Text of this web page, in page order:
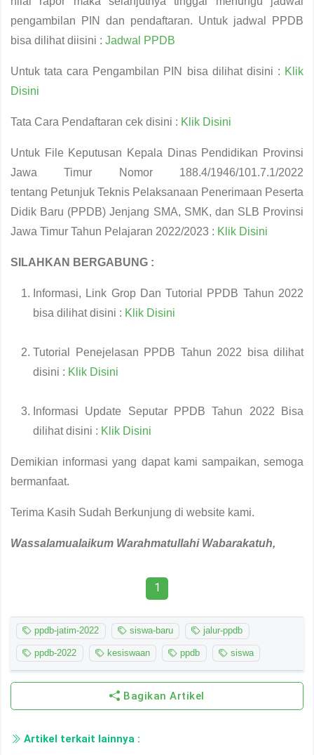
pengambilan PIN dan pendaftaran. Untuk jadwal PPDB
bisa dilihat diisini : Jadwal PPDB
Untuk tata cara Pengambilan PIN bisa dilihat disini : Klik
Disini
Tata Cara Pendaftaran cek disini : Klik Disini
Untuk File Keputusan Kepala Dinas Pendidikan Provinsi
Jawa Timur Nomor 188.4/1946/101.7.1/2022
tentang Petunjuk Teknis Pelaksanaan Penerimaan Peserta
Didik Baru (PPDB) Jenjang SMA, SMK, dan SLB Provinsi
Jawa Timur Tahun Pelajaran 2022/2023 : Klik Disini
SILAHKAN BERGABUNG :
Informasi, Link Grop Dan Tutorial PPDB Tahun 2022
bisa dilihat disini : Klik Disini
Tutorial Penejelasan PPDB Tahun 2022 bisa dilihat
disini : Klik Disini
Informasi Update Seputar PPDB Tahun 2022 Bisa
dilihat disini : Klik Disini
Demikian informasi yang dapat kami sampaikan, semoga
bermanfaat.
Terima Kasih Sudah Berkunjung di website kami.
Wassalamualaikum Warahmatullahi Wabarakatuh,
1
ppdb-jatim-2022 siswa-baru jalur-ppdb
ppdb-2022 kesiswaan ppdb siswa
Bagikan Artikel
Artikel terkait lainnya :